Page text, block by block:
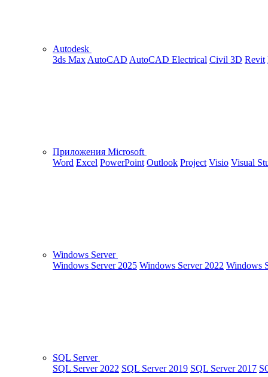
Autodesk
3ds Max AutoCAD AutoCAD Electrical Civil 3D Revit
Приложения Microsoft
Word Excel PowerPoint Outlook Project Visio Visual
Windows Server
Windows Server 2025 Windows Server 2022 Windows
SQL Server
SQL Server 2022 SQL Server 2019 SQL Server 2017